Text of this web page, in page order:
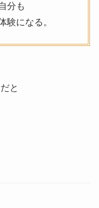
分も
験になる。
と